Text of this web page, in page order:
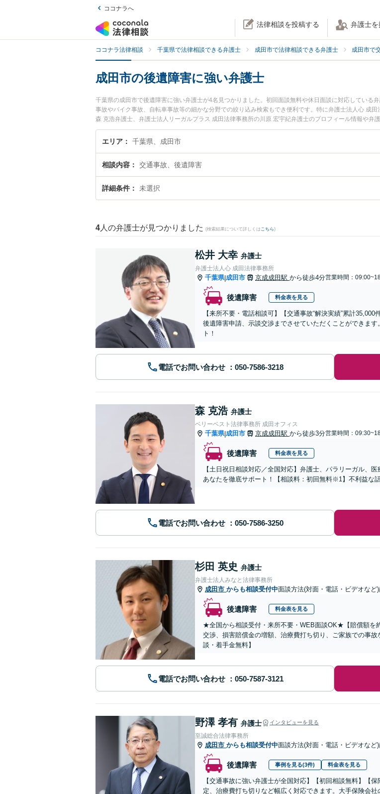
ココナラへ
法律相談を投稿する 弁護士を
ココナラ法律相談 千葉県で法律相談できる弁護士 成田市で法律相談できる弁護士 成田市で
成田市の後遺障害に強い弁護士
千葉県の成田市で後遺障害に強い弁護士が4名見つかりました。初回面談無料や休日面談に対応している
事故やバイク事故、自転車事故等の細かな分野での絞り込み検索もでき便利です。特に弁護士法人心 成
森 克浩弁護士、弁護士法人リーガルプラス 成田法律事務所の川原 宏宇紀弁護士のプロフィール情報や弁
た後遺障害のトラブルを今すぐに弁護士に相談したい』『後遺障害のトラブル解決の実績豊富な近くの
の弁護士に相談予約したい』などでお困りの相談者さんにおすすめです。
エリア 千葉県、成田市
相談内容 交通事故、後遺障害
詳細条件 未選択
4 人の弁護士が見つかりました (検索結果について詳しくは こちら)
松井 大幸 弁護士
弁護士法人心 成田法律事務所
千葉県|成田市 京成成田駅 から徒歩4分営業時間：
後遺障害 料金表を見る
【来所不要・電話相談可】【交通事故“解決実績”累計
後遺障害申請、示談交渉までさせていただくことができま
ト！
電話でお問い合わせ
森 克浩 弁護士
ベリーベスト法律事務所 成田オフィス
千葉県|成田市 京成成田駅 から徒歩3分営業時間：
後遺障害 料金表を見る
【土日祝日相談対応／全国対応】弁護士、パラリーガル、
あなたを徹底サポート！【相談料：初回無料※1】不利益な
電話でお問い合わせ
杉田 英史 弁護士
弁護士法人みなと法律事務所
成田市 からも相談受付中面談方法(対面・電話・ビデオなど
後遺障害 料金表を見る
★全国から相談受付・来所不要・WEB面談OK★【賠償額を
交渉、損害賠償金の増額、治療費打ち切り、ご家族での事
談・着手金無料】
電話でお問い合わせ
野澤 孝有 弁護士 インタビューを見る
至誠総合法律事務所
成田市 からも相談受付中面談方法(対面・電話・ビデオなど
後遺障害 事例を見る(3件) 料金表を見る
【交通事故に強い弁護士が全国対応】【初回相談無料】【
定、治療費打ち切りなど幅広く対応できます。大手保険会